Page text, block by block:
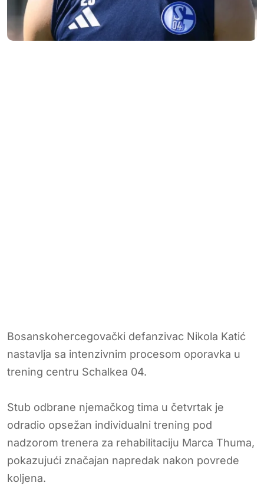
Bosanskohercegovački defanzivac Nikola Katić
nastavlja sa intenzivnim procesom oporavka u
trening centru Schalkea 04.
Stub odbrane njemačkog tima u četvrtak je
odradio opsežan individualni trening pod
nadzorom trenera za rehabilitaciju Marca Thuma,
pokazujući značajan napredak nakon povrede
koljena.